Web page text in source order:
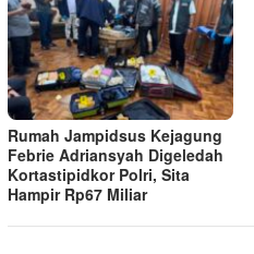
Rumah Jampidsus Kejagung
Febrie Adriansyah Digeledah
Kortastipidkor Polri, Sita
Hampir Rp67 Miliar